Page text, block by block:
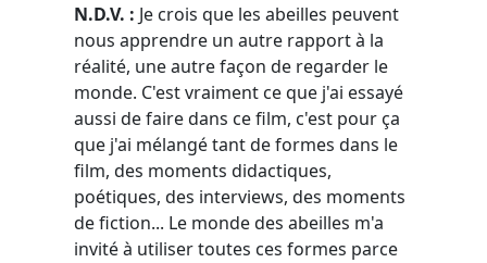
N.D.V. : Je crois que les abeilles peuvent
nous apprendre un autre rapport à la
réalité, une autre façon de regarder le
monde. C'est vraiment ce que j'ai essayé
aussi de faire dans ce film, c'est pour ça
que j'ai mélangé tant de formes dans le
film, des moments didactiques,
poétiques, des interviews, des moments
de fiction... Le monde des abeilles m'a
invité à utiliser toutes ces formes parce